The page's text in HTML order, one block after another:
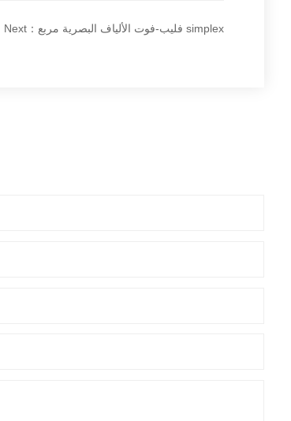
Next：فليب-فوت الألياف البصرية مربع simplex